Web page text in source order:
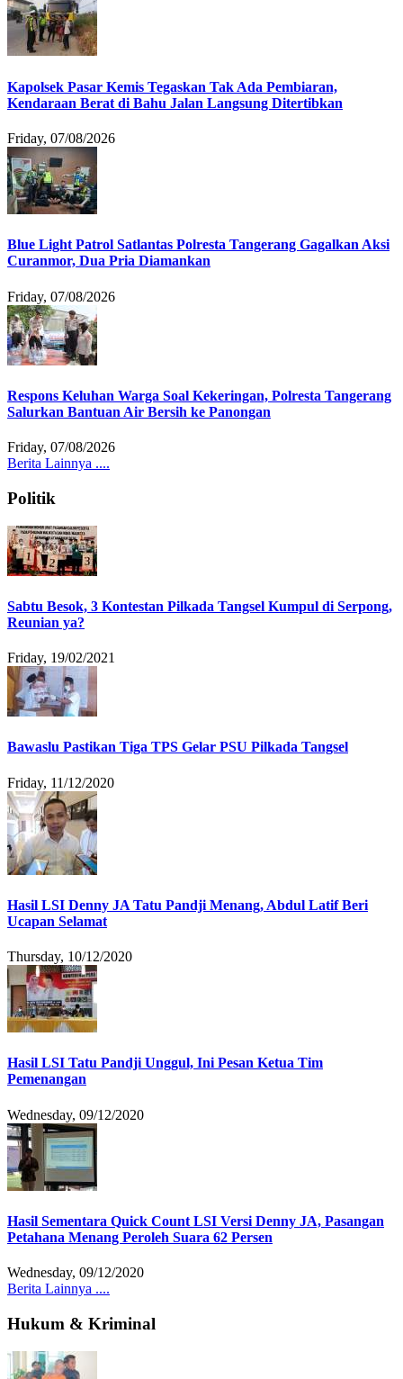
Kapolsek Pasar Kemis Tegaskan Tak Ada Pembiaran,
Kendaraan Berat di Bahu Jalan Langsung Ditertibkan
Friday, 07/08/2026
Blue Light Patrol Satlantas Polresta Tangerang Gagalkan Aksi
Curanmor, Dua Pria Diamankan
Friday, 07/08/2026
Respons Keluhan Warga Soal Kekeringan, Polresta Tangerang
Salurkan Bantuan Air Bersih ke Panongan
Friday, 07/08/2026
Berita Lainnya ....
Politik
Sabtu Besok, 3 Kontestan Pilkada Tangsel Kumpul di Serpong,
Reunian ya?
Friday, 19/02/2021
Bawaslu Pastikan Tiga TPS Gelar PSU Pilkada Tangsel
Friday, 11/12/2020
Hasil LSI Denny JA Tatu Pandji Menang, Abdul Latif Beri
Ucapan Selamat
Thursday, 10/12/2020
Hasil LSI Tatu Pandji Unggul, Ini Pesan Ketua Tim
Pemenangan
Wednesday, 09/12/2020
Hasil Sementara Quick Count LSI Versi Denny JA, Pasangan
Petahana Menang Peroleh Suara 62 Persen
Wednesday, 09/12/2020
Berita Lainnya ....
Hukum & Kriminal